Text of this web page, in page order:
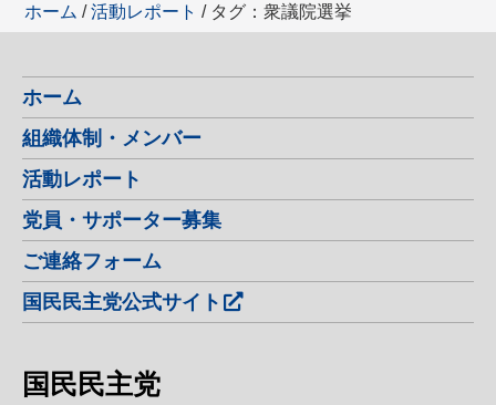
ホーム /活動レポート / タグ：衆議院選挙
ホーム
組織体制・メンバー
活動レポート
党員・サポーター募集
ご連絡フォーム
国民民主党公式サイト
国民民主党